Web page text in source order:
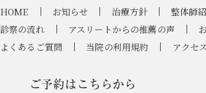
HOME お知らせ 治療方針 整体師
診察の流れ
アスリートからの推薦の声
よくあるご質問
当院の利用規約 アクセ
ご予約はこちらから